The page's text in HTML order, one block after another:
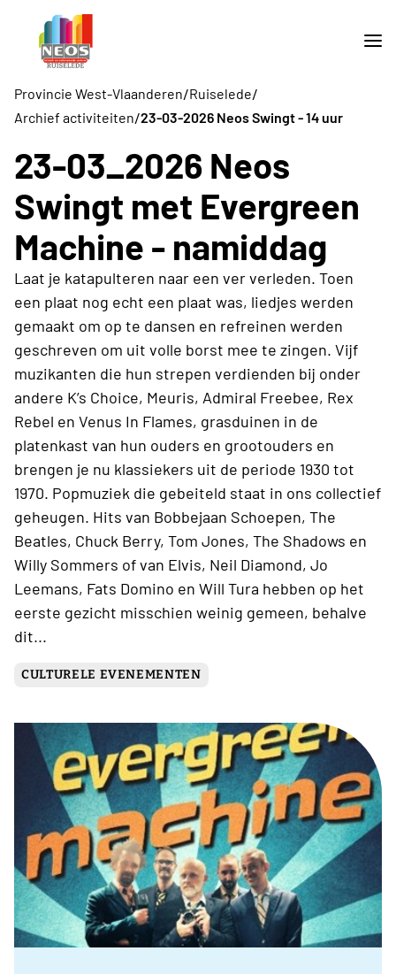
Provincie West-Vlaanderen/Ruiselede/
Archief activiteiten/23-03-2026 Neos Swingt - 14 uur
23-03_2026 Neos
Swingt met Evergreen
Machine - namiddag
Laat je katapulteren naar een ver verleden. Toen
een plaat nog echt een plaat was, liedjes werden
gemaakt om op te dansen en refreinen werden
geschreven om uit volle borst mee te zingen. Vijf
muzikanten die hun strepen verdienden bij onder
andere K’s Choice, Meuris, Admiral Freebee, Rex
Rebel en Venus In Flames, grasduinen in de
platenkast van hun ouders en grootouders en
brengen je nu klassiekers uit de periode 1930 tot
1970. Popmuziek die gebeiteld staat in ons collectief
geheugen. Hits van Bobbejaan Schoepen, The
Beatles, Chuck Berry, Tom Jones, The Shadows en
Willy Sommers of van Elvis, Neil Diamond, Jo
Leemans, Fats Domino en Will Tura hebben op het
eerste gezicht misschien weinig gemeen, behalve
dit...
CULTURELE EVENEMENTEN